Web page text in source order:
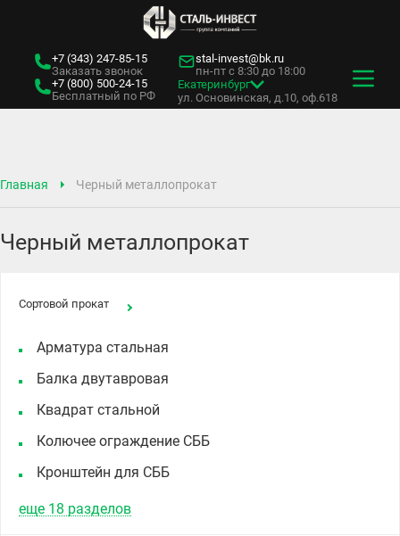
+7 (343) 247-85-15
Заказать звонок
+7 (800) 500-24-15
Бесплатный по РФ
stal-invest@bk.ru
пн-пт с 8:30 до 18:00
Екатеринбург
ул. Основинская, д.10, оф.618
Главная Черный металлопрокат
Черный металлопрокат
Сортовой прокат
Арматура стальная
Балка двутавровая
Квадрат стальной
Колючее ограждение СББ
Кронштейн для СББ
еще 18 разделов